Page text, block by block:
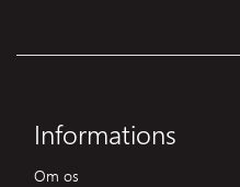
Informations
Om os